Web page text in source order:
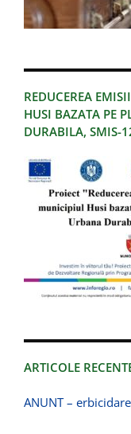
REDUCEREA
HUSI BAZATA PE
DURABILA, SMIS-
ARTICOLE
ANUNT –